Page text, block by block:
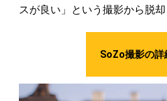
スが良い」という撮影から脱
SoZo撮影の詳